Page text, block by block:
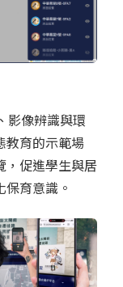
影像辨識與環
教育的示範場
，促進學生與居
育意識。